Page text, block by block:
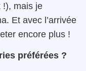
!), mais je
Et avec l’arrivée
encore plus !
préférées ?